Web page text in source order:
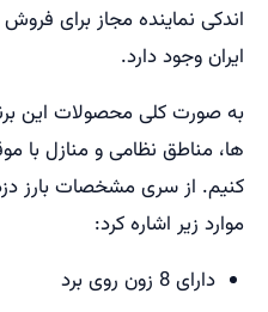
اندکی نماینده مجاز برای
ایران وجود دارد.
به صورت کلی محصولات این
ها، مناطق نظامی و منازل
کنیم. از سری مشخصات بارز
موارد زیر اشاره کرد:
دارای 8 زون روی برد